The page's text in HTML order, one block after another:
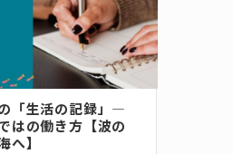
「生活の記録」―
はの働き方【波の
へ】